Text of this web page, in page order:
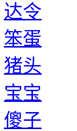
达令
笨蛋
猪头
宝宝
傻子